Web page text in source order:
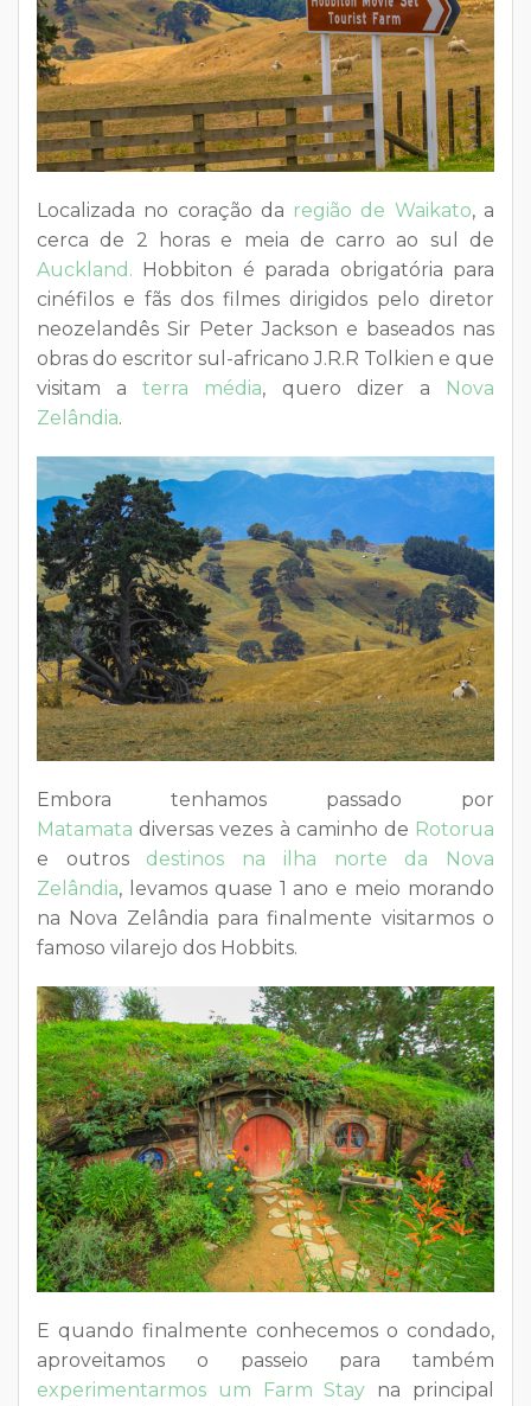
Localizada no coração da região de Waikato, a
cerca de 2 horas e meia de carro ao sul de
Auckland. Hobbiton é parada obrigatória para
cinéfilos e fãs dos filmes dirigidos pelo diretor
neozelandês Sir Peter Jackson e baseados nas
obras do escritor sul-africano J.R.R Tolkien e que
visitam aterra média, quero dizer a
Nova
Zelândia.
Embora tenhamos passado por
Matamata diversas vezes à caminho de Rotorua
e outros destinos na ilha norte da Nova
Zelândia, levamos quase 1 ano e meio morando
na Nova Zelândia para finalmente visitarmos o
famoso vilarejo dos Hobbits.
E quando finalmente conhecemos o condado,
aproveitamos o passeio para também
experimentarmos um Farm Stay na principal